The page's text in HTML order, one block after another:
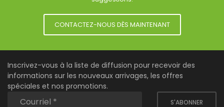
CONTACTEZ-NOUS DÈS MAINTENANT
Inscrivez-vous à la liste de diffusion pour recevoir des
informations sur les nouveaux arrivages, les offres
spéciales et nos promotions.
S'ABONNER